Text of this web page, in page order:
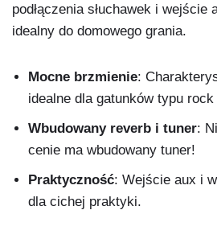
podłączenia słuchawek i
idealny do domowego grania.
Mocne brzmienie:
idealne dla gatunków typu
Wbudowany reverb i tuner:
cenie ma wbudowany tuner!
Praktyczność: Wejście aux i
dla cichej praktyki.